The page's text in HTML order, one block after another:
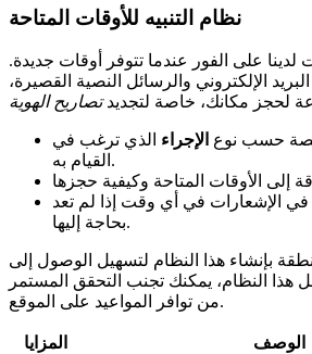
نظام التنبيه للأوقات المتاحة
لدينا على الفور عندما تتوفر أوقات جديدة.
الإلكتروني والرسائل النصية القصيرة،
لحجز مكانك، خاصة لتجديدتصاريح الهوية
حسب نوع الإجراء الذي ترغب في
القيام به.
في الإشعارات في أي وقت إذا لم تعد
بحاجة إليها.
بإنشاء هذا النظام لتسهيل الوصول إلى
هذا النظام، يمكنك تجنب التحقق المستمر
من توافر المواعيد على الموقع.
المزايا
الوصف